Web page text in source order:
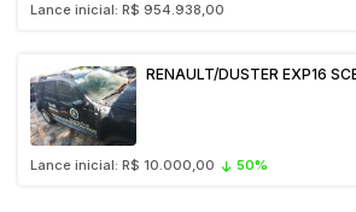
Materiais/Equipamentos
Veículos
Ambulância
Caminhonetes
Faixa de valor
R$
Lance inicial: R$ 954.938,00
RENAULT/DUSTER EXP16
Lance inicial: R$ 10.000,00 50%